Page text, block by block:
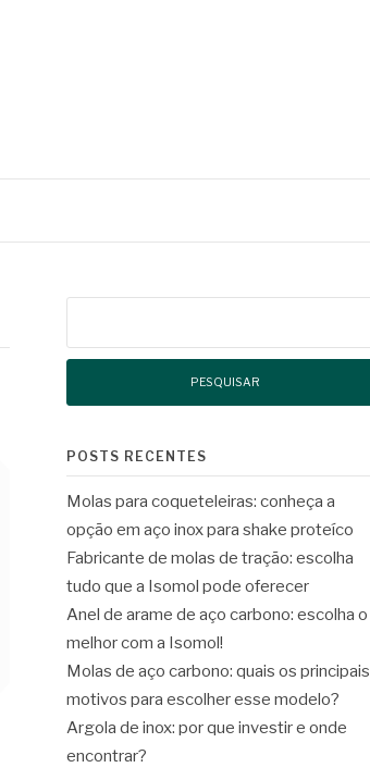
POSTS RECENTES
Molas para coqueteleiras: conheça a
opção em aço inox para shake proteíco
Fabricante de molas de tração: escolha
tudo que a Isomol pode oferecer
Anel de arame de aço carbono: escolha o
melhor com a Isomol!
Molas de aço carbono: quais os principais
motivos para escolher esse modelo?
Argola de inox: por que investir e onde
encontrar?